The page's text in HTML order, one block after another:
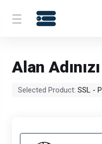
Alan
Selected Product: SSL -